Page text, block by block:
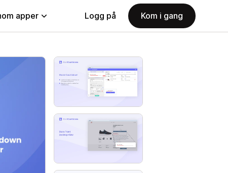
apper Logg på Kom i gang